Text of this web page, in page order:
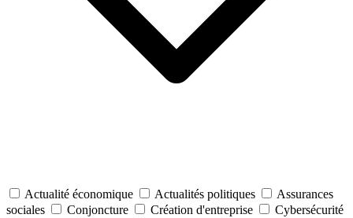
Actualité économique Actualités politiques
Assurances
sociales
Conjoncture Création d'entreprise
Cybersécurité